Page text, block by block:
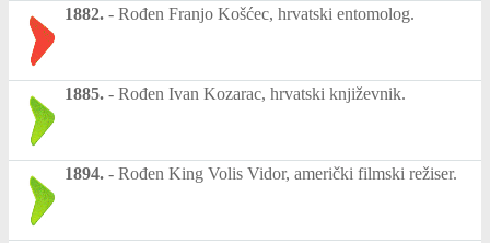
1882. - Rođen Franjo Košćec, hrvatski entomolog.
1885. - Rođen Ivan Kozarac, hrvatski književnik.
1894. - Rođen King Volis Vidor, američki filmski režiser.